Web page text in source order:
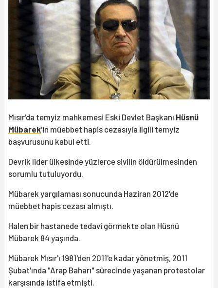
Mısır'da temyiz mahkemesi Eski Devlet Başkanı Hüsnü
Mübarek'in müebbet hapis cezasıyla ilgili temyiz
başvurusunu kabul etti.
Devrik lider ülkesinde yüzlerce sivilin öldürülmesinden
sorumlu tutuluyordu.
Mübarek yargılaması sonucunda Haziran 2012'de
müebbet hapis cezası almıştı.
Halen bir hastanede tedavi görmekte olan Hüsnü
Mübarek 84 yaşında.
Mübarek Mısır'ı 1981'den 2011'e kadar yönetmiş, 2011
Şubat'ında "Arap Baharı" sürecinde yaşanan protestolar
karşısında istifa etmişti.